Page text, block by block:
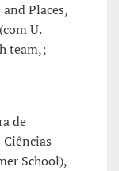
Places,
U.
team,;
de
School),